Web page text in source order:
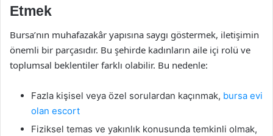
Etmek
Bursa’nın muhafazakâr yapısına saygı göstermek, iletişimin
önemli bir parçasıdır. Bu şehirde kadınların aile içi rolü ve
toplumsal beklentiler farklı olabilir. Bu nedenle:
Fazla kişisel veya özel sorulardan kaçınmak, bursa evi
olan escort
Fiziksel temas ve yakınlık konusunda temkinli olmak,